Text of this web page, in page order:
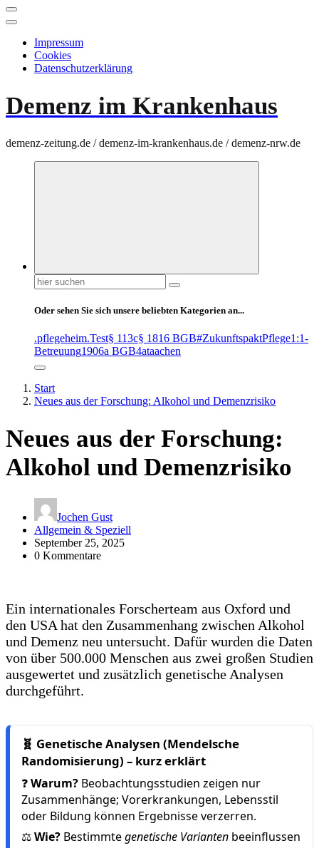
Impressum
Cookies
Datenschutzerklärung
Demenz im Krankenhaus
demenz-zeitung.de / demenz-im-krankenhaus.de / demenz-nrw.de
Suchen
nach:
Oder sehen Sie sich unsere beliebten Kategorien an...
.pflegeheim.Test§ 113c§ 1816 BGB#ZukunftspaktPflege1:1-
Betreuung1906a BGB4ataachen
Start
Neues aus der Forschung: Alkohol und Demenzrisiko
Neues aus der Forschung:
Alkohol und Demenzrisiko
Jochen Gust
Allgemein & Speziell
September 25, 2025
0 Kommentare
Ein internationales Forscherteam aus Oxford und
den USA hat den Zusammenhang zwischen Alkohol
und Demenz neu untersucht. Dafür wurden die Daten
von über 500.000 Menschen aus zwei großen Studien
ausgewertet und zusätzlich genetische Analysen
durchgeführt.
🧬 Genetische Analysen (Mendelsche
Randomisierung) – kurz erklärt
❓Warum? Beobachtungsstudien zeigen nur
Zusammenhänge; Vorerkrankungen, Lebensstil
oder Bildung können Ergebnisse verzerren.
⚖️Wie? Bestimmtegenetische Varianten beeinflussen